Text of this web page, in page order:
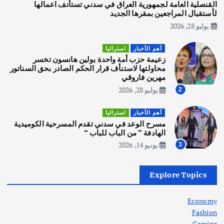
3
يوليو 30, 2026
4
المقبل
يوليو 28, 2026
أهم الأخبار ثقافة وفنون
انطلاق ورشة التمثيل في مدينة كلباء الاماراتية
أغسطس 5, 2026
في جذور المشكلة وحلولها المستدامة
القنصلية العامة لجمهورية العراق في سدني تستأنف اعمالها
لأستقبال المراجعين بمقرها الجديد
يوليو 28, 2026
2
أهم الأخبار استراليا
زعيمة حزب أمة واحدة بولين هانسون تخسر
محاولتها لاستنأف قرار الحكم الصادر بحق السناتور
مهرين فاروقي
يوليو 28, 2026
3
أهم الأخبار استراليا
مسرح الوعد في سدني تقدم المسرحية الكوميدية
الهادفة ” من الباب للباب “
يونيو 14, 2026
Explore Topics
Economy
Fashion